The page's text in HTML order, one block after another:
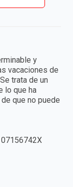
y
vacaciones de
trata de un
lo que ha
que no puede